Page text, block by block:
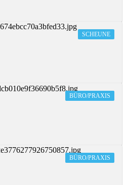
SCHEUNE
BÜRO/PRAXIS
BÜRO/PRAXIS